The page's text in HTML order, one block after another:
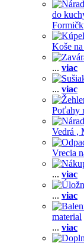
do
Koše
... viac
... viac
Poťahy
Vedrá ,
Vrecia
... viac
... viac
material
... viac